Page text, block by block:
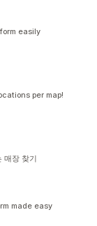
easily
per map!
매장 찾기
made easy